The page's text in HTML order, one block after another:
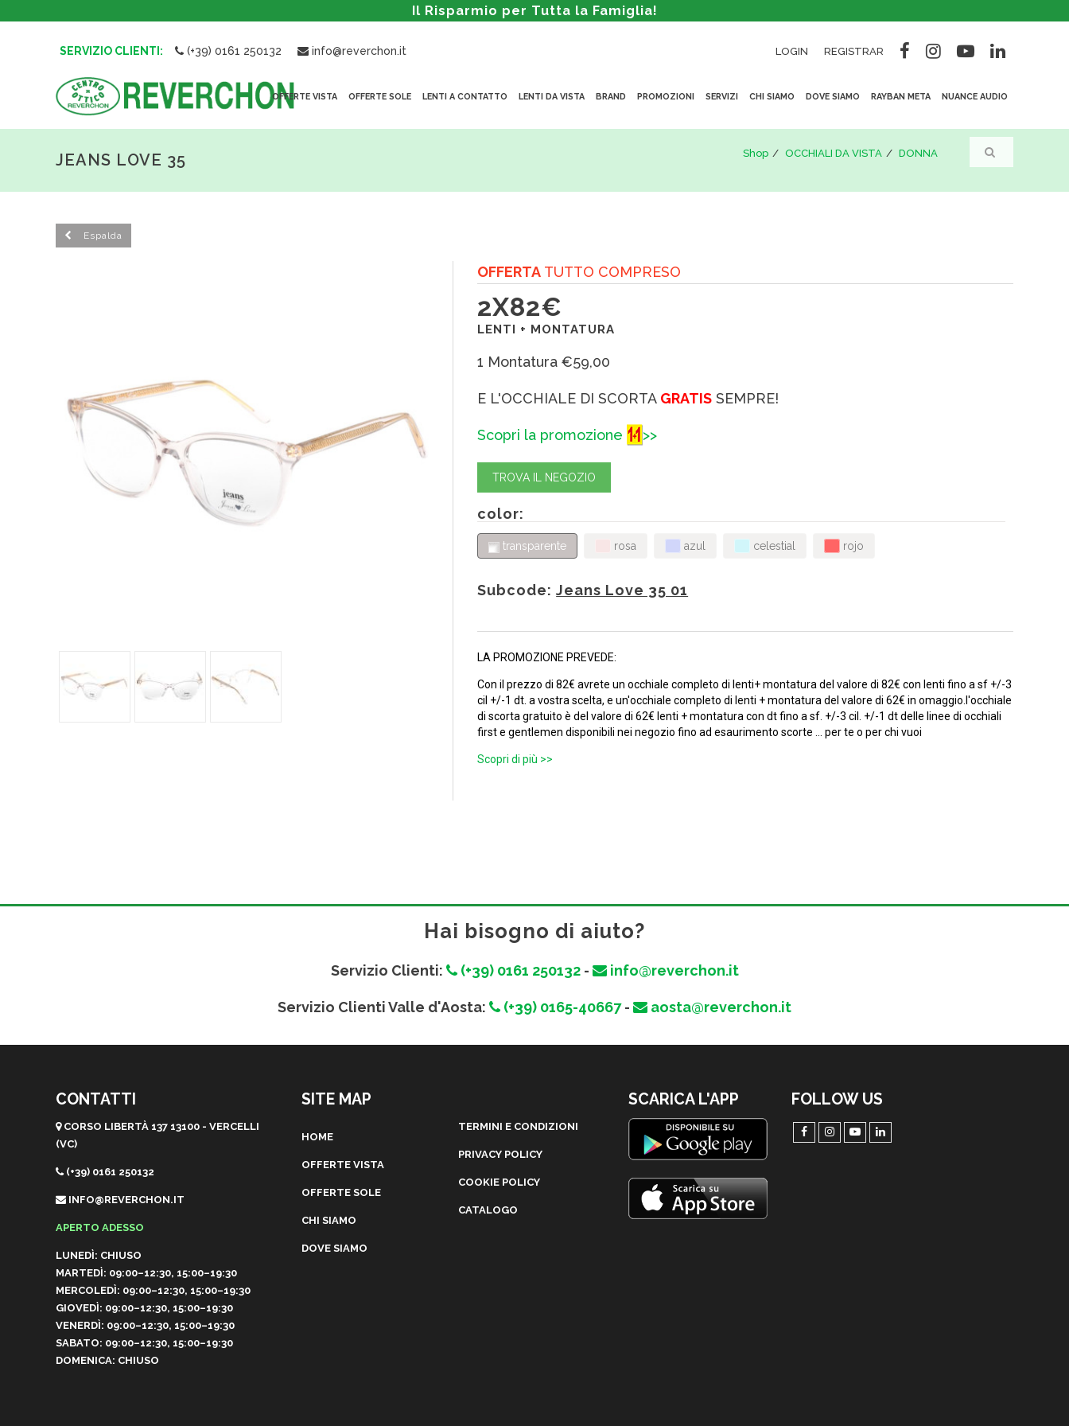
Il Risparmio per Tutta la Famiglia!
SERVIZIO CLIENTI: (+39) 0161 250132 info@reverchon.it LOGIN REGISTRAR
OFFERTE VISTA OFFERTE SOLE LENTI A CONTATTO LENTI DA VISTA BRAND PROMOZIONI SERVIZI CHI SIAMO DOVE SIAMO RAYBAN META NUANCE AUDIO
Shop OCCHIALI DA VISTA DONNA
JEANS LOVE 35
Espalda
OFFERTA TUTTO COMPRESO
2X82€
LENTI + MONTATURA
1 Montatura €59,00
E L'OCCHIALE DI SCORTA GRATIS SEMPRE!
Scopri la promozione >>
TROVA IL NEGOZIO
color:
transparente rosa azul celestial rojo
Subcode:Jeans Love 35 01
LA PROMOZIONE PREVEDE:
Con il prezzo di 82€ avrete un occhiale completo di lenti+ montatura del valore di 82€ con lenti fino a sf +/-3
cil +/-1 dt. a vostra scelta, e un'occhiale completo di lenti + montatura del valore di 62€ in omaggio.l'occhiale
di scorta gratuito è del valore di 62€ lenti + montatura con dt fino a sf. +/-3 cil. +/-1 dt delle linee di occhiali
first e gentlemen disponibili nei negozio fino ad esaurimento scorte ... per te o per chi vuoi
Scopri di più >>
Hai bisogno di aiuto?
Servizio Clienti: (+39) 0161 250132 - info@reverchon.it
Servizio Clienti Valle d'Aosta: (+39) 0165-40667 - aosta@reverchon.it
CONTATTI
CORSO LIBERTÀ 137 13100 - VERCELLI
(VC)
(+39) 0161 250132
INFO@REVERCHON.IT
APERTO ADESSO
LUNEDÌ: CHIUSO
MARTEDÌ: 09:00–12:30, 15:00–19:30
MERCOLEDÌ: 09:00–12:30, 15:00–19:30
GIOVEDÌ: 09:00–12:30, 15:00–19:30
VENERDÌ: 09:00–12:30, 15:00–19:30
SABATO: 09:00–12:30, 15:00–19:30
DOMENICA: CHIUSO
SITE MAP
HOME
OFFERTE VISTA
OFFERTE SOLE
CHI SIAMO
DOVE SIAMO
TERMINI E CONDIZIONI
PRIVACY POLICY
COOKIE POLICY
CATALOGO
SCARICA L'APP FOLLOW US